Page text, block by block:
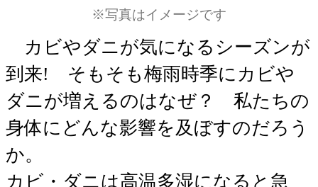
※写真はイメージです
カビやダニが気になるシーズンが
到来! そもそも梅雨時季にカビや
ダニが増えるのはなぜ？ 私たちの
身体にどんな影響を及ぼすのだろう
か。
カビ・ダニは高温多湿になると急